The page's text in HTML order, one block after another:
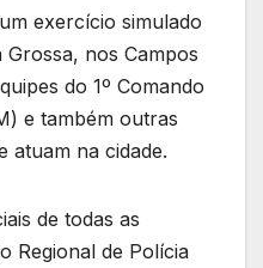
exercício simulado
nos Campos
do 1º Comando
e também outras
atuam na cidade.
de todas as
Regional de Polícia